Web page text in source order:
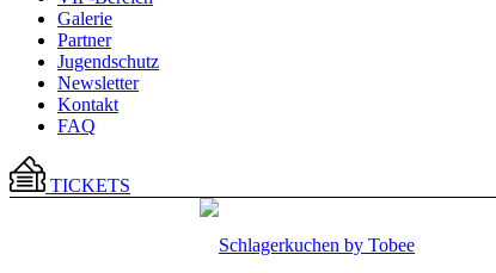
Galerie
Partner
Jugendschutz
Newsletter
Kontakt
FAQ
TICKETS